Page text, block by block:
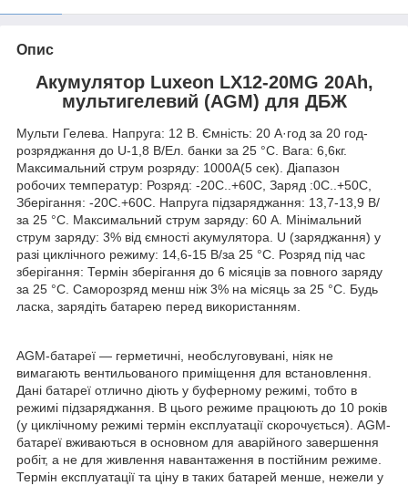
Опис
Акумулятор Luxeon LX12-20MG 20Ah,
мультигелевий (AGM) для ДБЖ
Мульти Гелева. Напруга: 12 В. Ємність: 20 А·год за 20 год-
розряджання до U-1,8 В/Ел. банки за 25 °C. Вага: 6,6кг.
Максимальний струм розряду: 1000А(5 сек). Діапазон
робочих температур: Розряд: -20С..+60С, Заряд :0С..+50С,
Зберігання: -20С.+60С. Напруга підзаряджання: 13,7-13,9 В/
за 25 °C. Максимальний струм заряду: 60 А. Мінімальний
струм заряду: 3% від ємності акумулятора. U (заряджання) у
разі циклічного режиму: 14,6-15 В/за 25 °C. Розряд під час
зберігання: Термін зберігання до 6 місяців за повного заряду
за 25 °C. Саморозряд менш ніж 3% на місяць за 25 °C. Будь
ласка, зарядіть батарею перед використанням.
AGM-батареї — герметичні, необслуговувані, ніяк не
вимагають вентильованого приміщення для встановлення.
Дані батареї отлично діють у буферному режимі, тобто в
режимі підзаряджання. В цього режиме працюють до 10 років
(у циклічному режимі термін експлуатації скорочується). AGM-
батареї вживаються в основном для аварійного завершення
робіт, а не для живлення навантаження в постійним режиме.
Термін експлуатації та ціну в таких батарей менше, нежели у